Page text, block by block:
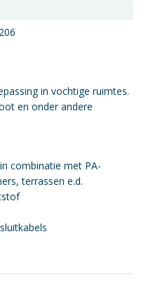
in vochtige ruimtes.
en onder andere
combinatie met PA-
terrassen e.d.